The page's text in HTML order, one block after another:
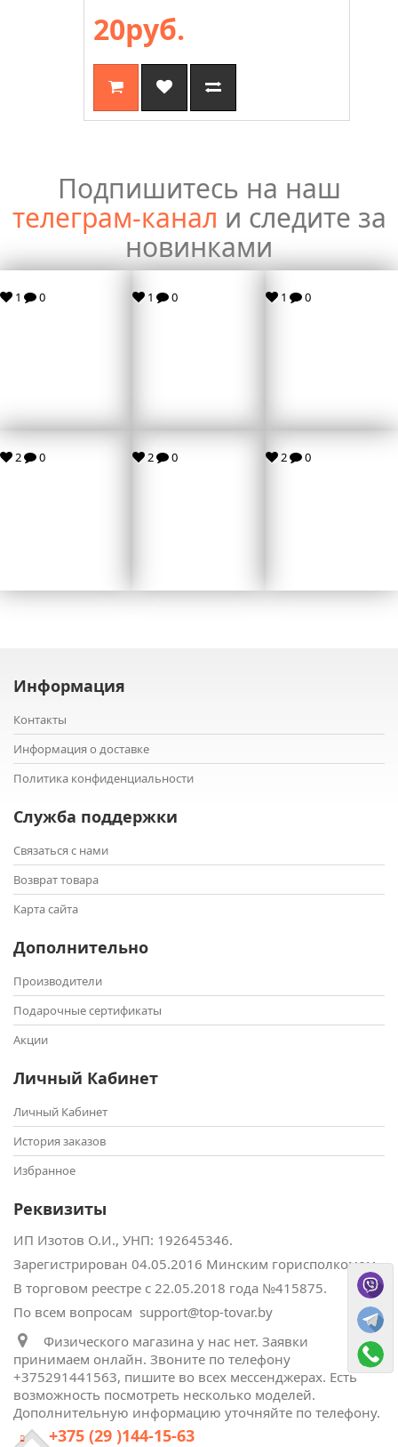
20руб.
Подпишитесь на наш
телеграм-канал и следите за
новинками
1 0 1 0 1 0
2 0 2 0 2 0
Информация
Контакты
Информация о доставке
Политика конфиденциальности
Служба поддержки
Связаться с нами
Возврат товара
Карта сайта
Дополнительно
Производители
Подарочные сертификаты
Акции
Личный Кабинет
Личный Кабинет
История заказов
Избранное
Реквизиты
ИП Изотов О.И., УНП: ‎192645346.
Зарегистрирован 04.05.2016 Минским горисполкомом.
В торговом реестре с 22.05.2018 года №415875.
По всем вопросам support@top-tovar.by
Физического магазина у нас нет. Заявки
принимаем онлайн. Звоните по телефону
+375291441563, пишите во всех мессенджерах. Есть
возможность посмотреть несколько моделей.
Дополнительную информацию уточняйте по телефону.
+375 (29 )144-15-63